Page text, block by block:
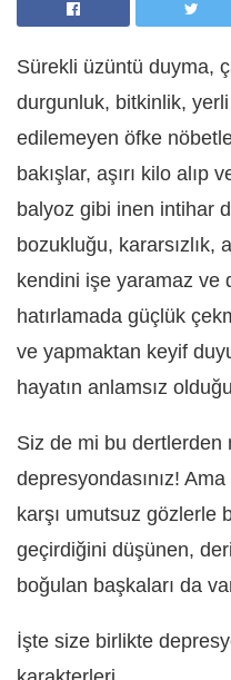
Sürekli üzüntü duyma,
durgunluk, bitkinlik,
edilemeyen öfke
bakışlar, aşırı kilo alıp
balyoz gibi inen intihar
bozukluğu, kararsızlık,
kendini işe yaramaz ve
hatırlamada güçlük
ve yapmaktan keyif
hayatın anlamsız
Siz de mi bu
depresyondasınız!
karşı umutsuz gözlerle
geçirdiğini düşünen,
boğulan başkaları da
İşte size birlikte